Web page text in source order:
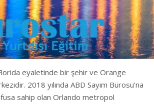
eyaletinde bir şehir ve Orange
2018 yılında ABD Sayım Bürosu’na
sahip olan Orlando metropol